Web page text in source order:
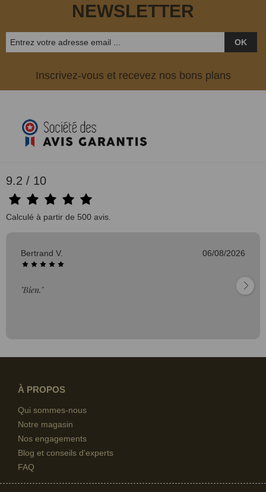
NEWSLETTER
OK
Inscrivez-vous et recevez nos bons plans
9.2 / 10
Calculé à partir de 500 avis.
Bertrand V. 06/08/2026
"Bien."
À PROPOS
Qui sommes-nous
Notre magasin
Nos engagements
Blog et conseils d'experts
FAQ